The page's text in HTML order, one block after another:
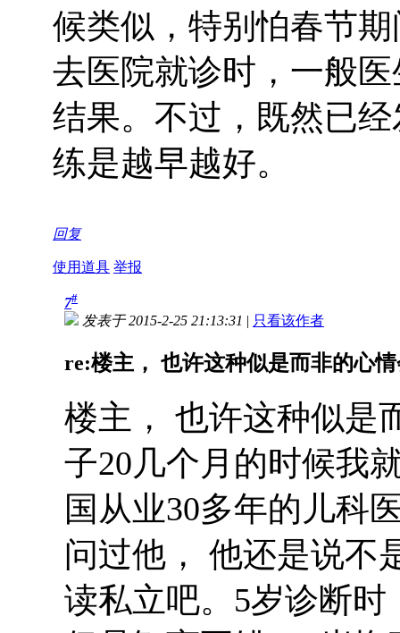
候类似，特别怕春节
去医院就诊时，一般
结果。不过，既然已
练是越早越好。
回复
使用道具 举报
7#
发表于 2015-2-25 21:13:31 | 只看该作者
re:楼主， 也许这种似是而非的心
楼主， 也许这种似是
子20几个月的时候我
国从业30多年的儿科
问过他， 他还是说不
读私立吧。5岁诊断